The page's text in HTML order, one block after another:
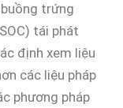
trứng
tái phát
định xem liệu
các liệu pháp
phương pháp